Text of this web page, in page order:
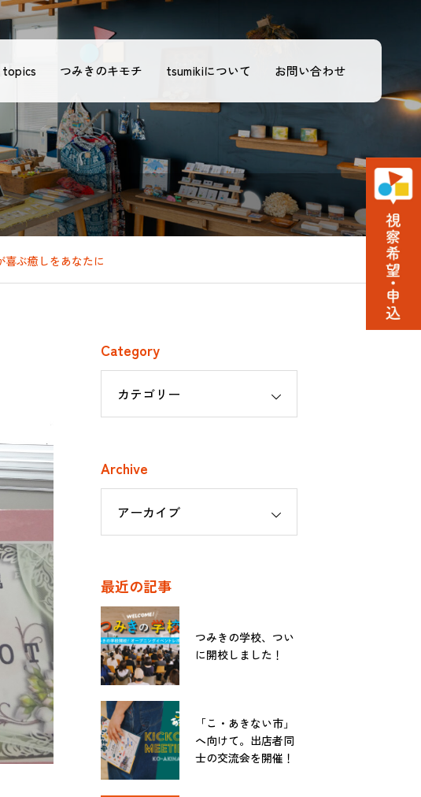
topics つみきのキモチ tsumikiについて お問い合わせ
喜ぶ癒しをあなたに
Category
Archive
最近の記事
つみきの学校、つい
に開校しました！
「こ・あきない市」
へ向けて。出店者同
士の交流会を開催！